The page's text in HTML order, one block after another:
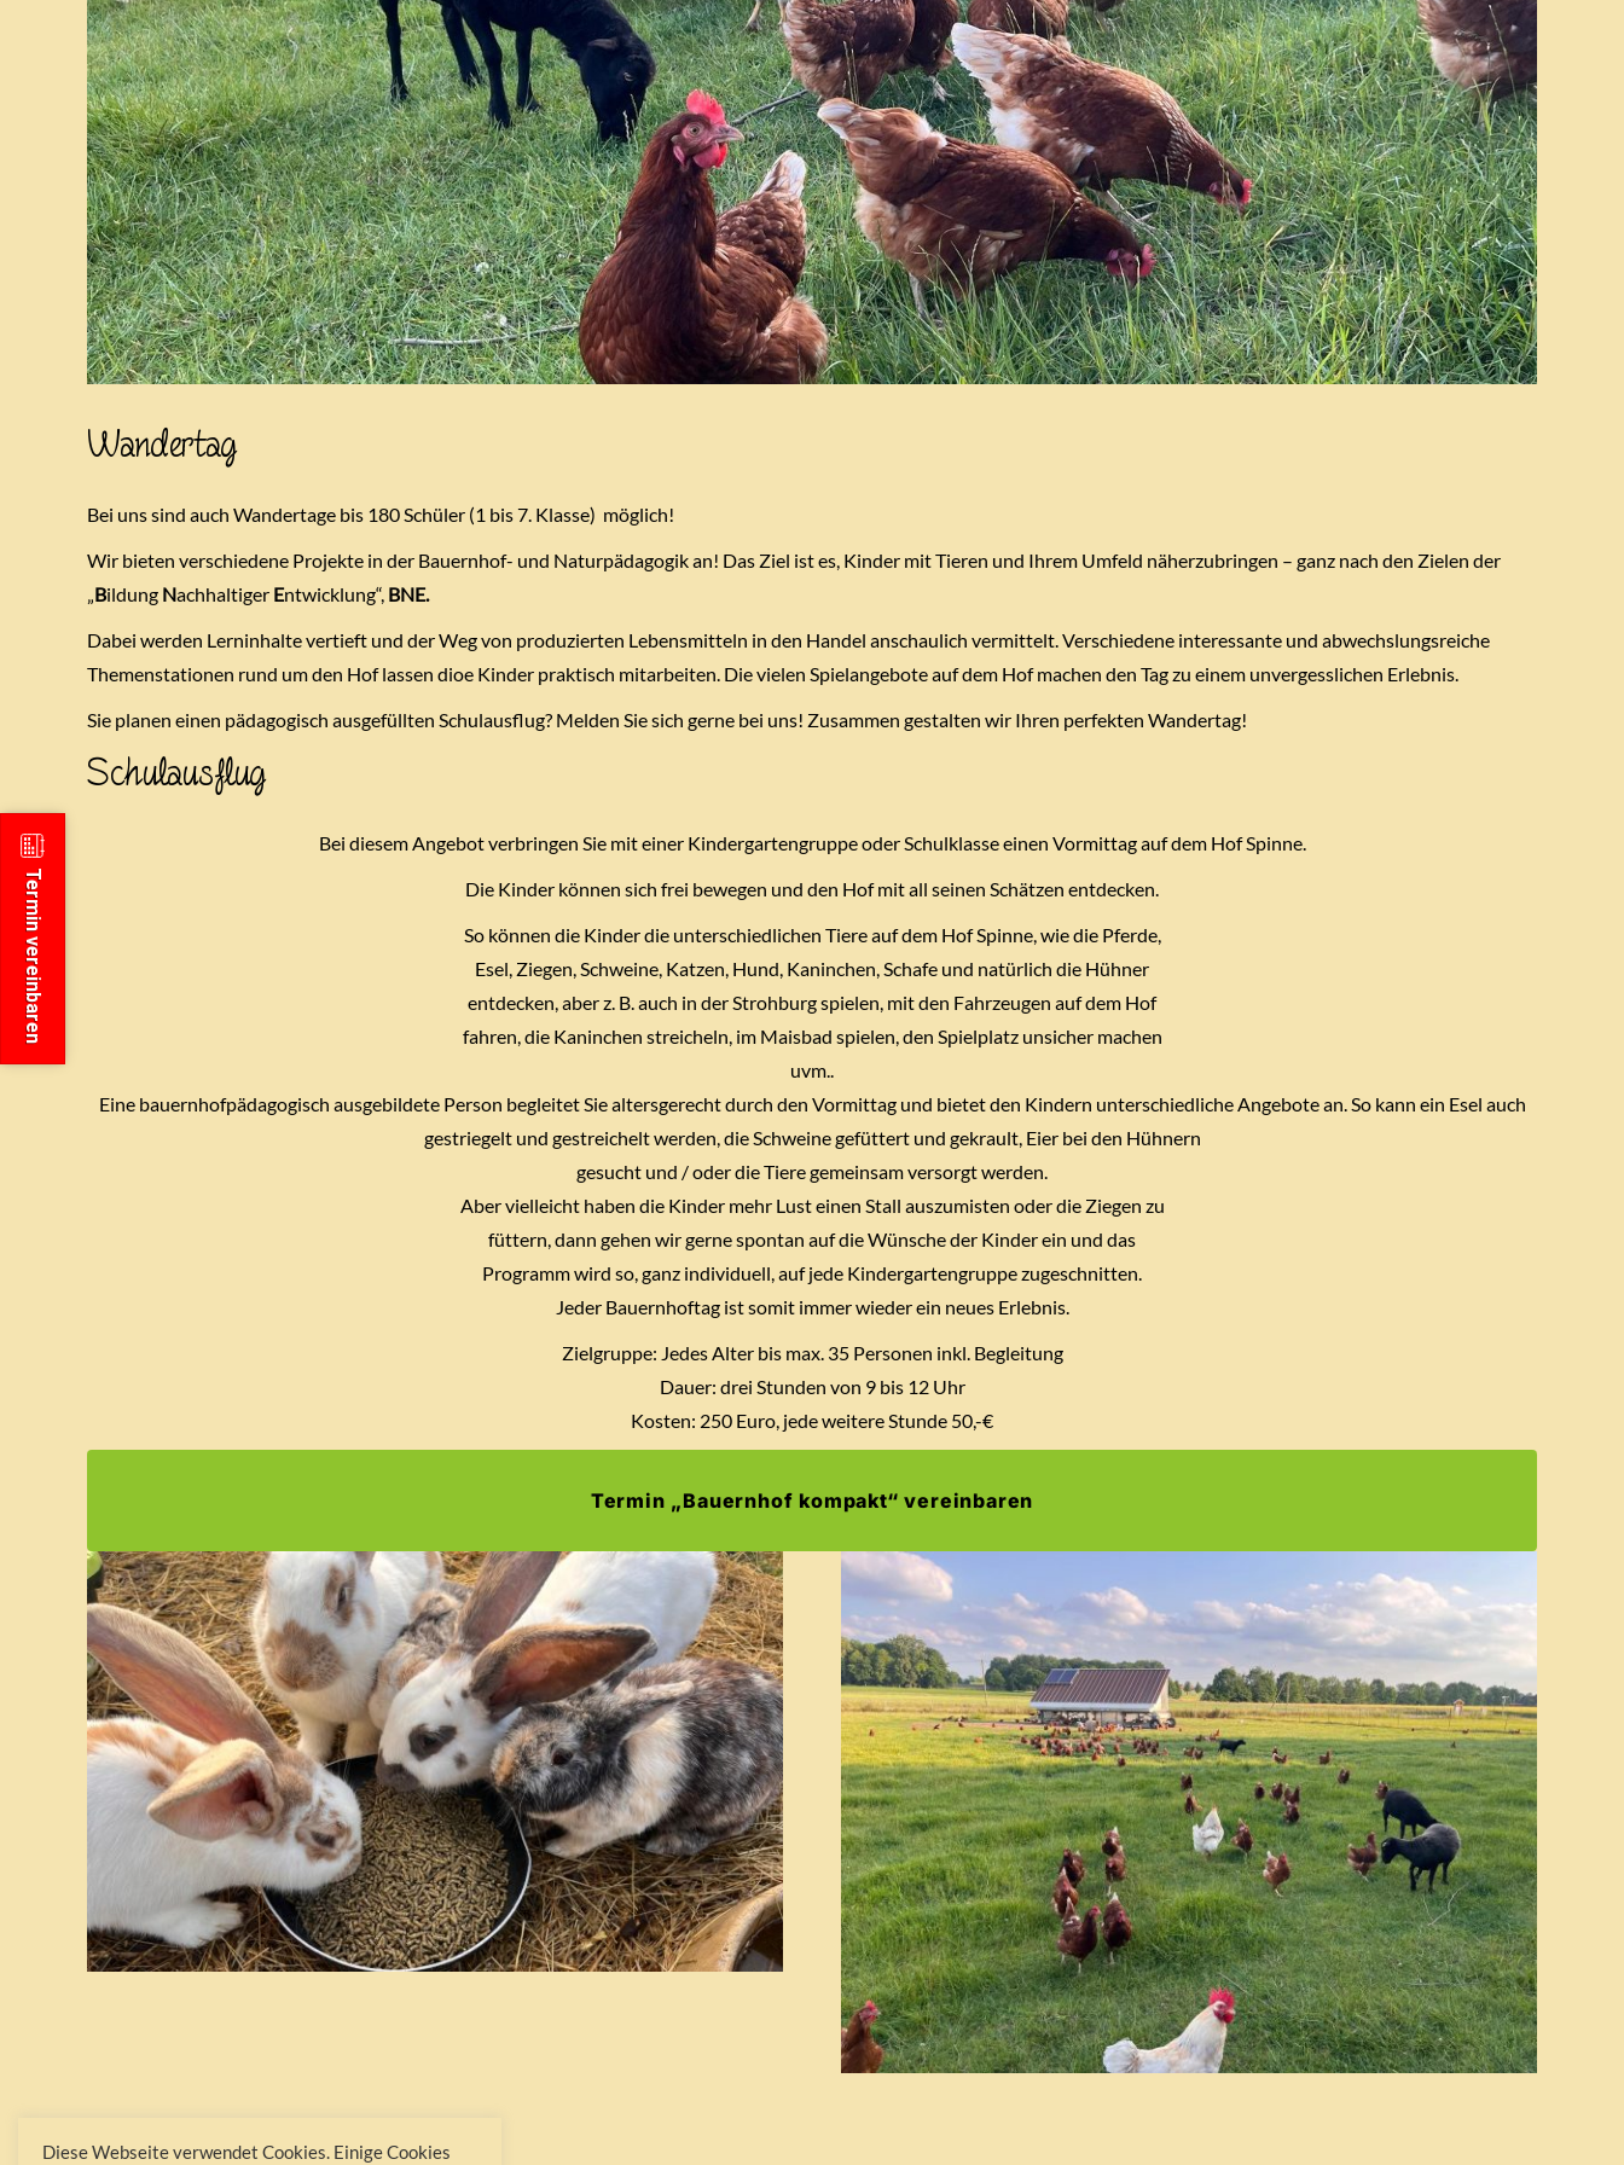
Wandertag
Bei uns sind auch Wandertage bis 180 Schüler (1 bis 7. Klasse) möglich!
Wir bieten verschiedene Projekte in der Bauernhof- und Naturpädagogik an! Das Ziel ist es, Kinder mit Tieren und Ihrem Umfeld näherzubringen – ganz nach den Zielen der
„Bildung Nachhaltiger Entwicklung“, BNE.
Dabei werden Lerninhalte vertieft und der Weg von produzierten Lebensmitteln in den Handel anschaulich vermittelt. Verschiedene interessante und abwechslungsreiche
Themenstationen rund um den Hof lassen dioe Kinder praktisch mitarbeiten. Die vielen Spielangebote auf dem Hof machen den Tag zu einem unvergesslichen Erlebnis.
Sie planen einen pädagogisch ausgefüllten Schulausflug? Melden Sie sich gerne bei uns! Zusammen gestalten wir Ihren perfekten Wandertag!
Schulausflug
Bei diesem Angebot verbringen Sie mit einer Kindergartengruppe oder Schulklasse einen Vormittag auf dem Hof Spinne.
Die Kinder können sich frei bewegen und den Hof mit all seinen Schätzen entdecken.
So können die Kinder die unterschiedlichen Tiere auf dem Hof Spinne, wie die Pferde,
Esel, Ziegen, Schweine, Katzen, Hund, Kaninchen, Schafe und natürlich die Hühner
entdecken, aber z. B. auch in der Strohburg spielen, mit den Fahrzeugen auf dem Hof
fahren, die Kaninchen streicheln, im Maisbad spielen, den Spielplatz unsicher machen
uvm..
Eine bauernhofpädagogisch ausgebildete Person begleitet Sie altersgerecht durch den Vormittag und bietet den Kindern unterschiedliche Angebote an. So kann ein Esel auch
gestriegelt und gestreichelt werden, die Schweine gefüttert und gekrault, Eier bei den Hühnern
gesucht und / oder die Tiere gemeinsam versorgt werden.
Aber vielleicht haben die Kinder mehr Lust einen Stall auszumisten oder die Ziegen zu
füttern, dann gehen wir gerne spontan auf die Wünsche der Kinder ein und das
Programm wird so, ganz individuell, auf jede Kindergartengruppe zugeschnitten.
Jeder Bauernhoftag ist somit immer wieder ein neues Erlebnis.
Zielgruppe: Jedes Alter bis max. 35 Personen inkl. Begleitung
Dauer: drei Stunden von 9 bis 12 Uhr
Kosten: 250 Euro, jede weitere Stunde 50,-€
Termin „Bauernhof kompakt“ vereinbaren
Diese Webseite verwendet Cookies. Einige Cookies
Termin vereinbaren